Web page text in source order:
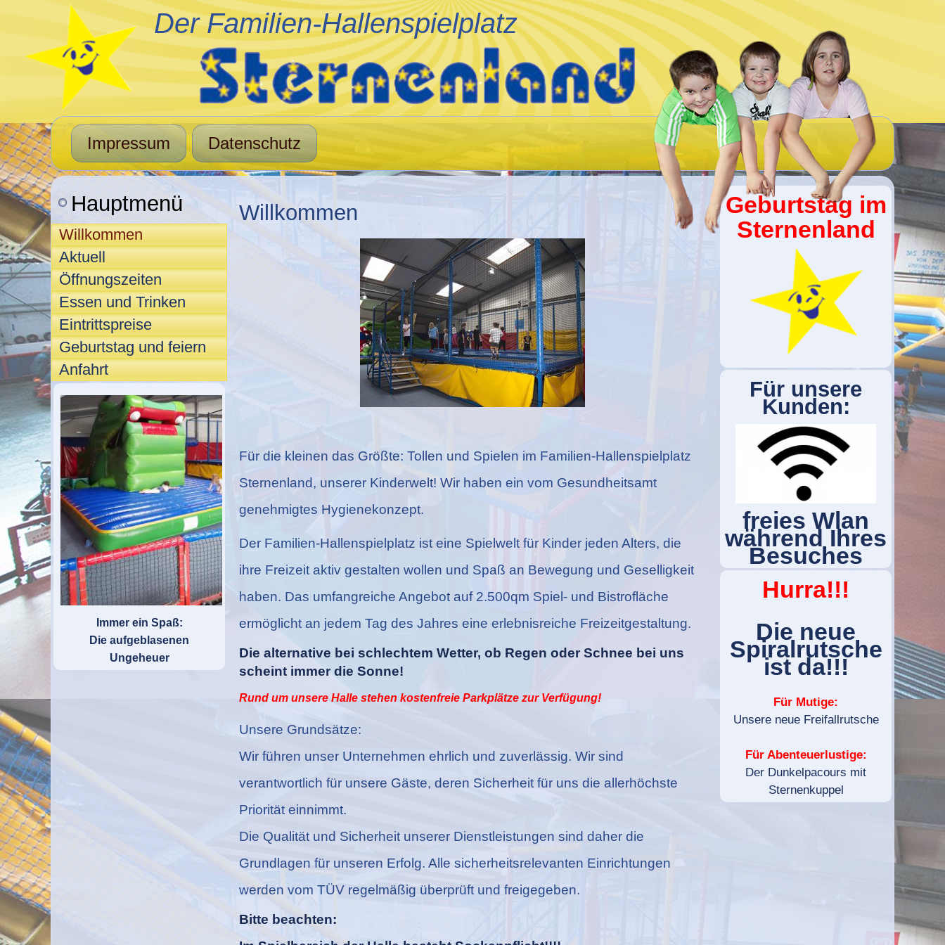
Der Familien-Hallenspielplatz
Impressum Datenschutz
Hauptmenü
Willkommen
Aktuell
Öffnungszeiten
Essen und Trinken
Eintrittspreise
Geburtstag und feiern
Anfahrt
Immer ein Spaß:
Die aufgeblasenen
Ungeheuer
Willkommen
Für die kleinen das Größte: Tollen und Spielen im Familien-Hallenspielplatz
Sternenland, unserer Kinderwelt! Wir haben ein vom Gesundheitsamt
genehmigtes Hygienekonzept.
Der Familien-Hallenspielplatz ist eine Spielwelt für Kinder jeden Alters, die
ihre Freizeit aktiv gestalten wollen und Spaß an Bewegung und Geselligkeit
haben. Das umfangreiche Angebot auf 2.500qm Spiel- und Bistrofläche
ermöglicht an jedem Tag des Jahres eine erlebnisreiche Freizeitgestaltung.
Die alternative bei schlechtem Wetter, ob Regen oder Schnee bei uns
scheint immer die Sonne!
Rund um unsere Halle stehen kostenfreie Parkplätze zur Verfügung!
Unsere Grundsätze:
Wir führen unser Unternehmen ehrlich und zuverlässig. Wir sind
verantwortlich für unsere Gäste, deren Sicherheit für uns die allerhöchste
Priorität einnimmt.
Die Qualität und Sicherheit unserer Dienstleistungen sind daher die
Grundlagen für unseren Erfolg. Alle sicherheitsrelevanten Einrichtungen
werden vom TÜV regelmäßig überprüft und freigegeben.
Bitte beachten:
Geburtstag im
Sternenland
Für unsere
Kunden:
freies Wlan
während Ihres
Besuches
Hurra!!!
Die neue
Spiralrutsche
ist da!!!
Für Mutige:
Unsere neue Freifallrutsche
Für Abenteuerlustige:
Der Dunkelpacours mit
Sternenkuppel